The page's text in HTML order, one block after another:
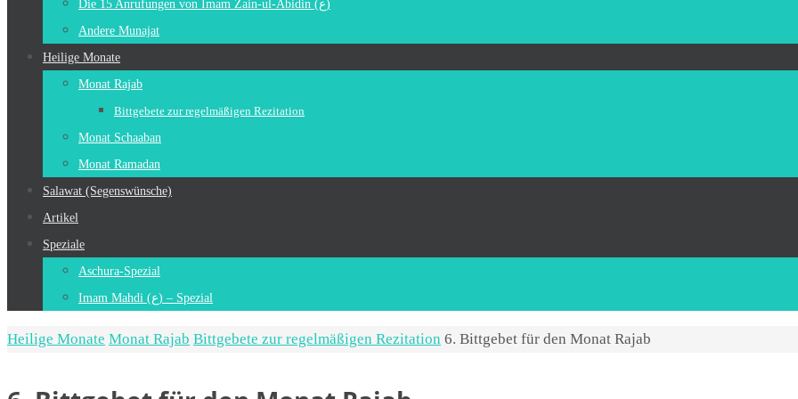
Die 15 Anrufungen von Imam Zain-ul-Abidin (ع)
Andere Munajat
Heilige Monate
Monat Rajab
Bittgebete zur regelmäßigen Rezitation
Monat Schaaban
Monat Ramadan
Salawat (Segenswünsche)
Artikel
Speziale
Aschura-Spezial
Imam Mahdi (ع) – Spezial
Home
Heilige Monate Monat Rajab Bittgebete zur regelmäßigen Rezitation 6. Bittgebet für den Monat Rajab